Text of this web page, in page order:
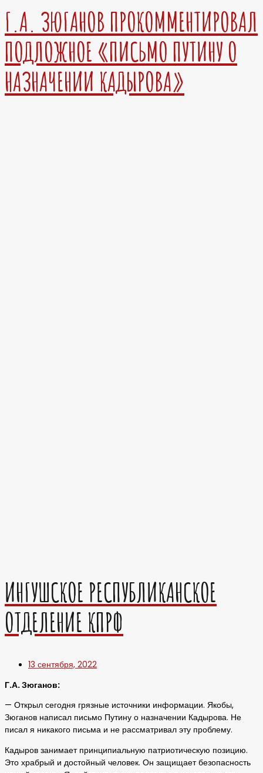
Г.А. ЗЮГАНОВ ПРОКОММЕНТИРОВАЛ
ПОДЛОЖНОЕ «ПИСЬМО ПУТИНУ О
НАЗНАЧЕНИИ КАДЫРОВА»
ИНГУШСКОЕ РЕСПУБЛИКАНСКОЕ
ОТДЕЛЕНИЕ КПРФ
13 сентября, 2022
Г.А. Зюганов:
— Открыл сегодня грязные источники информации. Якобы,
Зюганов написал письмо Путину о назначении Кадырова. Не
писал я никакого письма и не рассматривал эту проблему.
Кадыров занимает принципиальную патриотическую позицию.
Это храбрый и достойный человек. Он защищает безопасность